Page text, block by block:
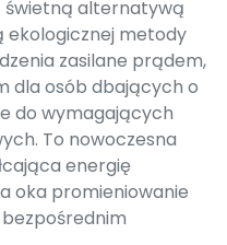
świetną alternatywą
ekologicznej metody
zasilane prądem,
dla osób dbających o
do wymagających
To nowoczesna
energię
oka promieniowanie